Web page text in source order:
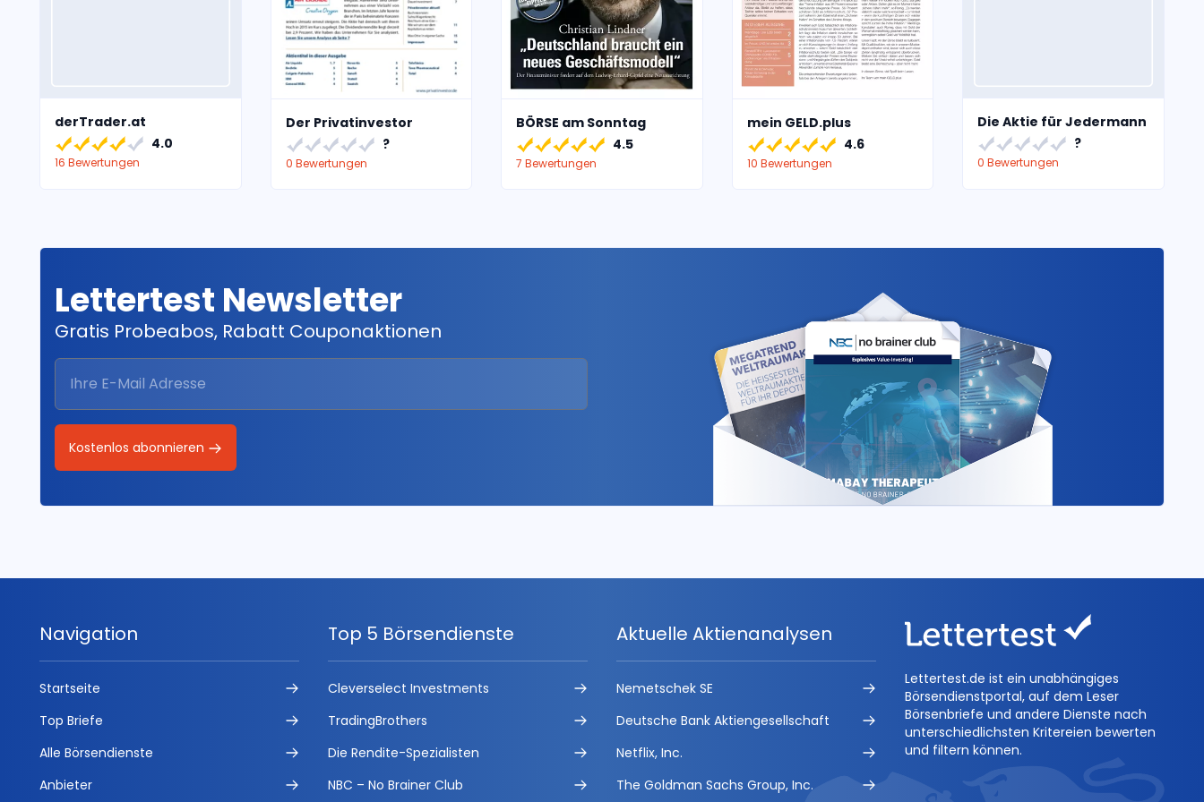
derTrader.at
4.0
16 Bewertungen
Der Privatinvestor
?
0 Bewertungen
BÖRSE am Sonntag
4.5
7 Bewertungen
mein GELD.plus
4.6
10 Bewertungen
Die Aktie für Jedermann
?
0 Bewertungen
Lettertest Newsletter
Gratis Probeabos, Rabatt Couponaktionen
Kostenlos abonnieren
Navigation
Startseite
Top Briefe
Alle Börsendienste
Anbieter
Top 5 Börsendienste
Cleverselect Investments
TradingBrothers
Die Rendite-Spezialisten
NBC – No Brainer Club
Aktuelle Aktienanalysen
Nemetschek SE
Deutsche Bank Aktiengesellschaft
Netflix, Inc.
The Goldman Sachs Group, Inc.
Lettertest.de ist ein unabhängiges
Börsendienstportal, auf dem Leser
Börsenbriefe und andere Dienste nach
unterschiedlichsten Kritereien bewerten
und filtern können.